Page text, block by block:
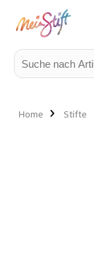
Home Stifte